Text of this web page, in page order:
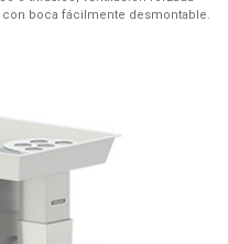
boca fácilmente desmontable.